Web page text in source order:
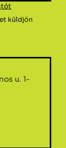
küldjön
u. 1-